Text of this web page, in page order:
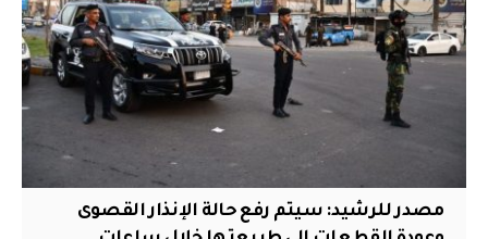
مصدر للرشيد: سيتم رفع حالة الإنذار القصوى